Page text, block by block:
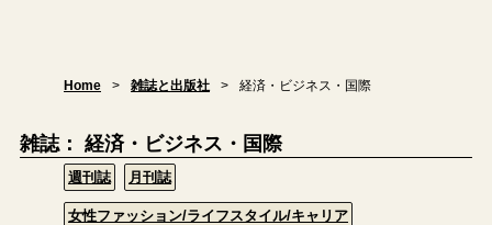
Home 雑誌と出版社 経済・ビジネス・国際
雑誌： 経済・ビジネス・国際
週刊誌 月刊誌
女性ファッション/ライフスタイル/キャリア